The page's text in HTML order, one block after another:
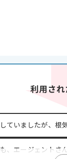
ていましたが、根
、エージェントさ